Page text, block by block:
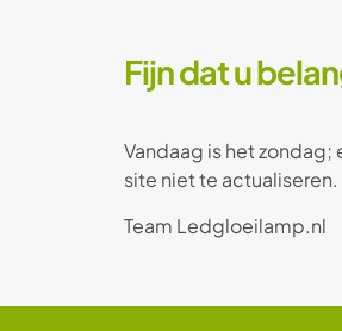
Fijn dat u
Vandaag is het
site niet te actualiseren.
Team Ledgloeilamp.nl